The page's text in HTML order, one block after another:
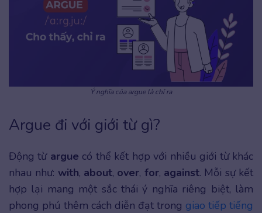
Ý nghĩa của argue là chỉ ra
Argue đi với giới từ gì?
Động từ argue có thể kết hợp với nhiều giới từ khác
nhau như: with, about, over, for, against. Mỗi sự kết
hợp lại mang một sắc thái ý nghĩa riêng biệt, làm
phong phú thêm cách diễn đạt trong giao tiếp tiếng